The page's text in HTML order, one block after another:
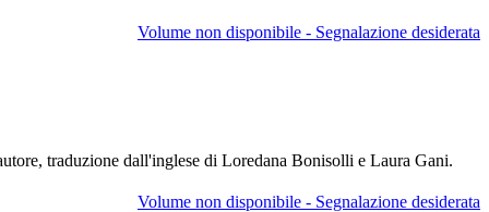
Volume non disponibile - Segnalazione desiderata
traduzione dall'inglese di Loredana Bonisolli e Laura Gani.
Volume non disponibile - Segnalazione desiderata